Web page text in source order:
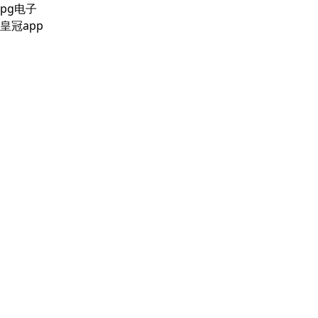
pg电子
皇冠app